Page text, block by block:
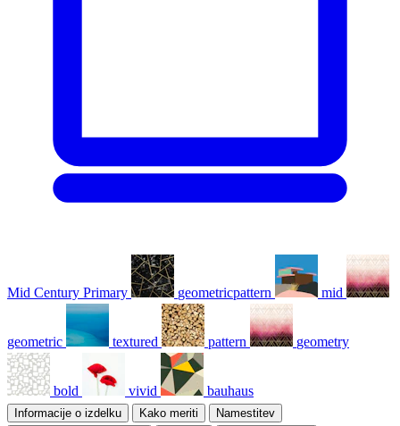
Mid Century Primary geometricpattern mid
geometric textured pattern geometry
bold vivid bauhaus
Informacije o izdelku Kako meriti
Namestitev